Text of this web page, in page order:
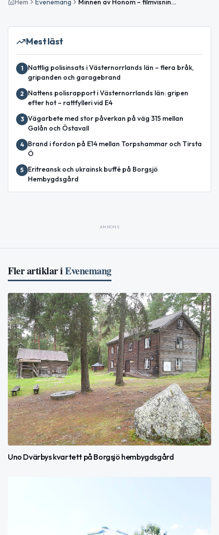
Hem Evenemang Minnen av Honom – filmvisning på Medborgarhuset
Mest läst
1
Nattlig polisinsats i Västernorrlands län – flera bråk,
gripanden och garagebrand
2
Nattens polisrapport i Västernorrlands län: gripen
efter hot – rattfylleri vid E4
3 Vägarbete med stor påverkan på väg 315 mellan
Galån och Östavall
4
Brand i fordon på E14 mellan Torpshammar och Tirsta
Ö
5
Eritreansk och ukrainsk buffé på Borgsjö
Hembygdsgård
ANNONS
Fler artiklar iEvenemang
Uno Dvärbys kvartett på Borgsjö hembygdsgård